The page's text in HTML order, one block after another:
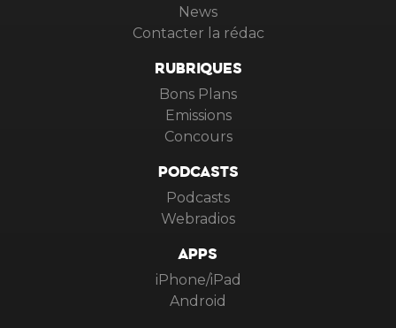
News
Contacter la rédac
RUBRIQUES
Bons Plans
Emissions
Concours
PODCASTS
Podcasts
Webradios
APPS
iPhone/iPad
Android